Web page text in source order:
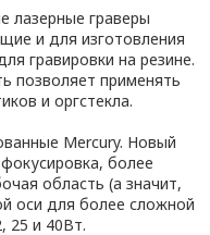
лазерные граверы
и для изготовления
гравировки на резине.
позволяет применять
и оргстекла.
Mercury. Новый
более
область (а значит,
оси для более сложной
25 и 40Вт.